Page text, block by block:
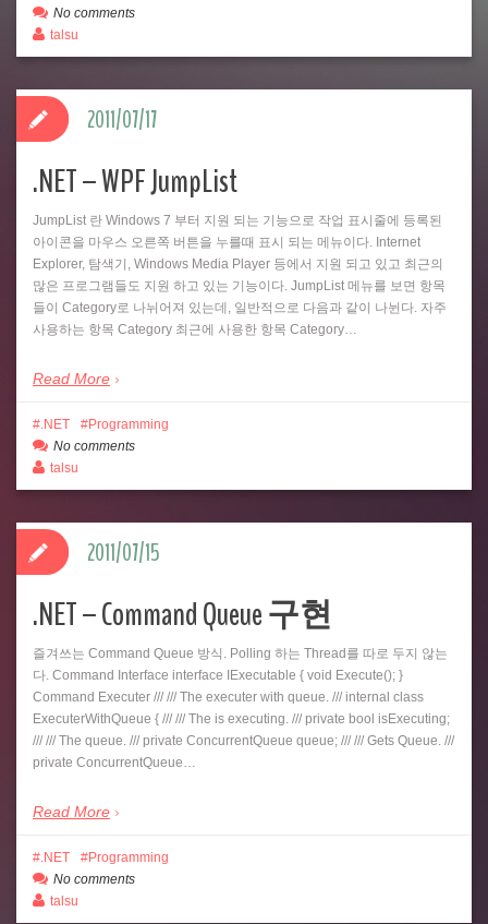
No comments
talsu
.NET – WPF JumpList
JumpList 란 Windows 7 부터 지원 되는 기능으로 작업 표시줄에 등록된
아이콘을 마우스 오른쪽 버튼을 누를때 표시 되는 메뉴이다. Internet
Explorer, 탐색기, Windows Media Player 등에서 지원 되고 있고 최근의
많은 프로그램들도 지원 하고 있는 기능이다. JumpList 메뉴를 보면 항목
들이 Category로 나뉘어져 있는데, 일반적으로 다음과 같이 나뉜다. 자주
사용하는 항목 Category 최근에 사용한 항목 Category…
Read More
2011/07/17
.NET
Programming
No comments
talsu
.NET – Command Queue 구현
즐겨쓰는 Command Queue 방식. Polling 하는 Thread를 따로 두지 않는
다. Command Interface interface IExecutable { void Execute(); }
Command Executer /// /// The executer with queue. /// internal class
ExecuterWithQueue { /// /// The is executing. /// private bool isExecuting;
/// /// The queue. /// private ConcurrentQueue queue; /// /// Gets Queue. ///
private ConcurrentQueue…
Read More
2011/07/15
.NET
Programming
No comments
talsu